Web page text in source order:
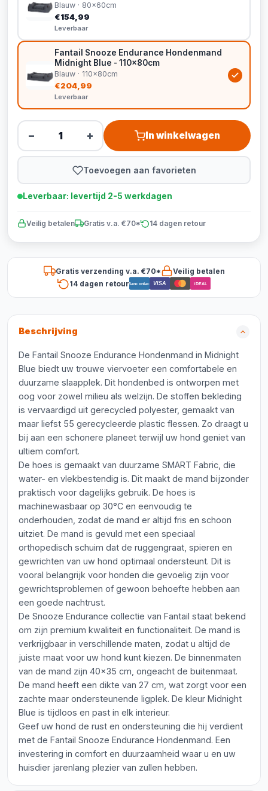
Blauw · 80x60cm
€154,99
Leverbaar
Fantail Snooze Endurance Hondenmand
Midnight Blue - 110x80cm
Blauw · 110x80cm
€204,99
Leverbaar
− + In winkelwagen
Toevoegen aan favorieten
Leverbaar: levertijd 2-5 werkdagen
Veilig betalen Gratis v.a. €70* 14 dagen retour
Gratis verzending v.a. €70*
Veilig betalen
14 dagen retourBancontact VISA iDEAL
Beschrijving
De Fantail Snooze Endurance Hondenmand in Midnight
Blue biedt uw trouwe viervoeter een comfortabele en
duurzame slaapplek. Dit hondenbed is ontworpen met
oog voor zowel milieu als welzijn. De stoffen bekleding
is vervaardigd uit gerecycled polyester, gemaakt van
maar liefst 55 gerecycleerde plastic flessen. Zo draagt u
bij aan een schonere planeet terwijl uw hond geniet van
ultiem comfort.
De hoes is gemaakt van duurzame SMART Fabric, die
water- en vlekbestendig is. Dit maakt de mand bijzonder
praktisch voor dagelijks gebruik. De hoes is
machinewasbaar op 30°C en eenvoudig te
onderhouden, zodat de mand er altijd fris en schoon
uitziet. De mand is gevuld met een speciaal
orthopedisch schuim dat de ruggengraat, spieren en
gewrichten van uw hond optimaal ondersteunt. Dit is
vooral belangrijk voor honden die gevoelig zijn voor
gewrichtsproblemen of gewoon behoefte hebben aan
een goede nachtrust.
De Snooze Endurance collectie van Fantail staat bekend
om zijn premium kwaliteit en functionaliteit. De mand is
verkrijgbaar in verschillende maten, zodat u altijd de
juiste maat voor uw hond kunt kiezen. De binnenmaten
van de mand zijn 40x35 cm, ongeacht de buitenmaat.
De mand heeft een dikte van 27 cm, wat zorgt voor een
zachte maar ondersteunende ligplek. De kleur Midnight
Blue is tijdloos en past in elk interieur.
Geef uw hond de rust en ondersteuning die hij verdient
met de Fantail Snooze Endurance Hondenmand. Een
investering in comfort en duurzaamheid waar u en uw
huisdier jarenlang plezier van zullen hebben.